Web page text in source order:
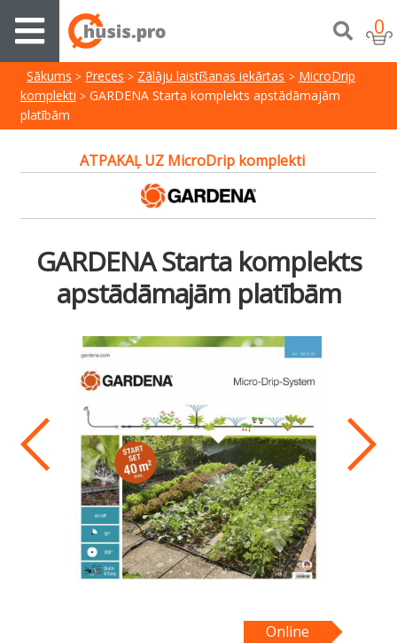
0
Sākums Preces Zālāju laistīšanas iekārtas
MicroDrip
komplekti
GARDENA Starta komplekts apstādāmajām
platībām
ATPAKAĻ UZ MicroDrip komplekti
GARDENA Starta komplekts
apstādāmajām platībām
Online